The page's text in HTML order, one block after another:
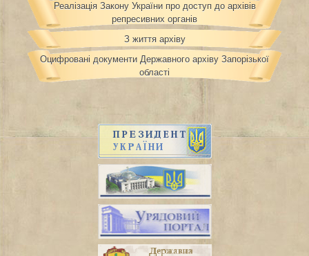
Реалізація Закону України про доступ до архівів
репресивних органів
З життя архіву
Оцифровані документи Державного архіву Запорізької
області